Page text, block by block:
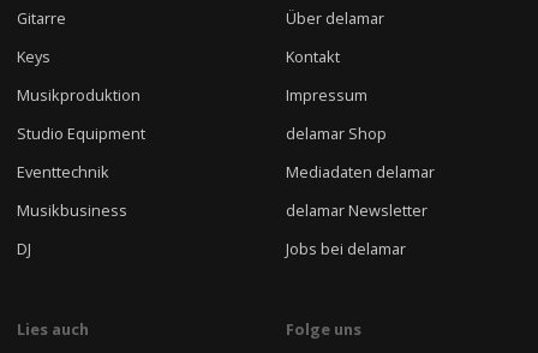
Gitarre
Keys
Musikproduktion
Studio Equipment
Eventtechnik
Musikbusiness
DJ
Über delamar
Kontakt
Impressum
delamar Shop
Mediadaten delamar
delamar Newsletter
Jobs bei delamar
Lies auch
Folge uns